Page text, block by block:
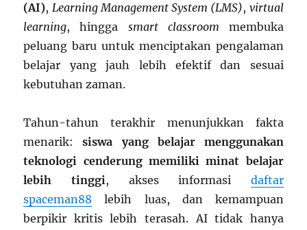
(AI), Learning Management System (LMS), virtual
learning, hingga smart classroom membuka
peluang baru untuk menciptakan pengalaman
belajar yang jauh lebih efektif dan sesuai
kebutuhan zaman.
Tahun-tahun terakhir menunjukkan fakta
menarik:siswa yang belajar menggunakan
teknologi cenderung memiliki minat belajar
lebih tinggi, akses informasi daftar
spaceman88 lebih luas, dan kemampuan
berpikir kritis lebih terasah. AI tidak hanya